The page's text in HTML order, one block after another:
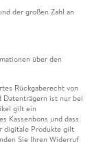
der großen Zahl an
über den
Rückgaberecht von
Datenträgern ist nur bei
gilt ein
Kassenbons und dass
digitale Produkte gilt
Sie Ihren Widerruf